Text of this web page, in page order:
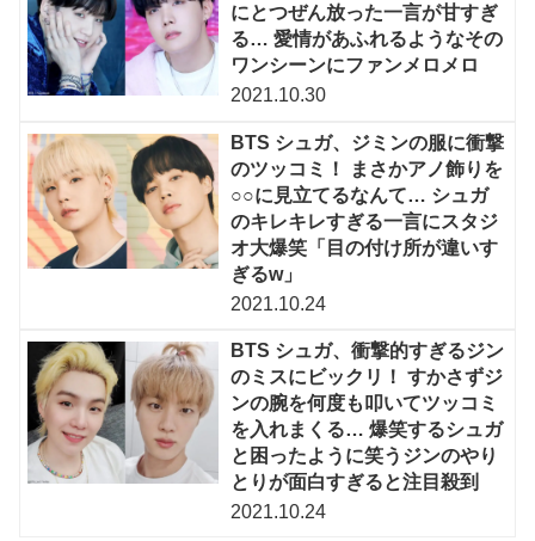
にとつぜん放った一言が甘すぎ
る… 愛情があふれるようなその
ワンシーンにファンメロメロ
2021.10.30
BTS シュガ、ジミンの服に衝撃
のツッコミ！ まさかアノ飾りを
○○に見立てるなんて… シュガ
のキレキレすぎる一言にスタジ
オ大爆笑「目の付け所が違いす
ぎるw」
2021.10.24
BTS シュガ、衝撃的すぎるジン
のミスにビックリ！ すかさずジ
ンの腕を何度も叩いてツッコミ
を入れまくる… 爆笑するシュガ
と困ったように笑うジンのやり
とりが面白すぎると注目殺到
2021.10.24